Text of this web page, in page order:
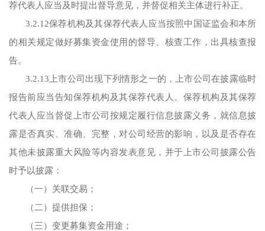
荐代表人应当及时提出督导意见，并督促相关主体进行补正。
3.2.12保荐机构及其保荐代表人应当按照中国证监会和本所
的相关规定做好募集资金使用的督导、核查工作，出具核查报
告。
3.2.13上市公司出现下列情形之一的，上市公司在披露临时
报告前应当告知保荐机构及其保荐代表人。保荐机构及其保荐
代表人应当督促上市公司按规定履行信息披露义务，就信息披
露是否真实、准确、完整，对公司经营的影响，以及是否存在
其他未披露重大风险等内容发表意见，并于上市公司披露公告
时予以披露：
（一）关联交易；
（二）提供担保；
（三）变更募集资金用途；